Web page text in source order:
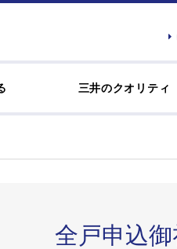
三井のクオリティ
全戸申込